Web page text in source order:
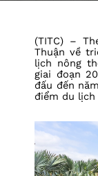
(TITC) –
Thuận về
lịch nông
giai đoạn
đấu đến
điểm du lịch